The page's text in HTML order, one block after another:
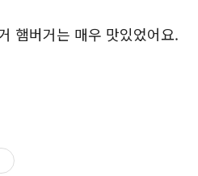
햄버거는 매우 맛있었어요.